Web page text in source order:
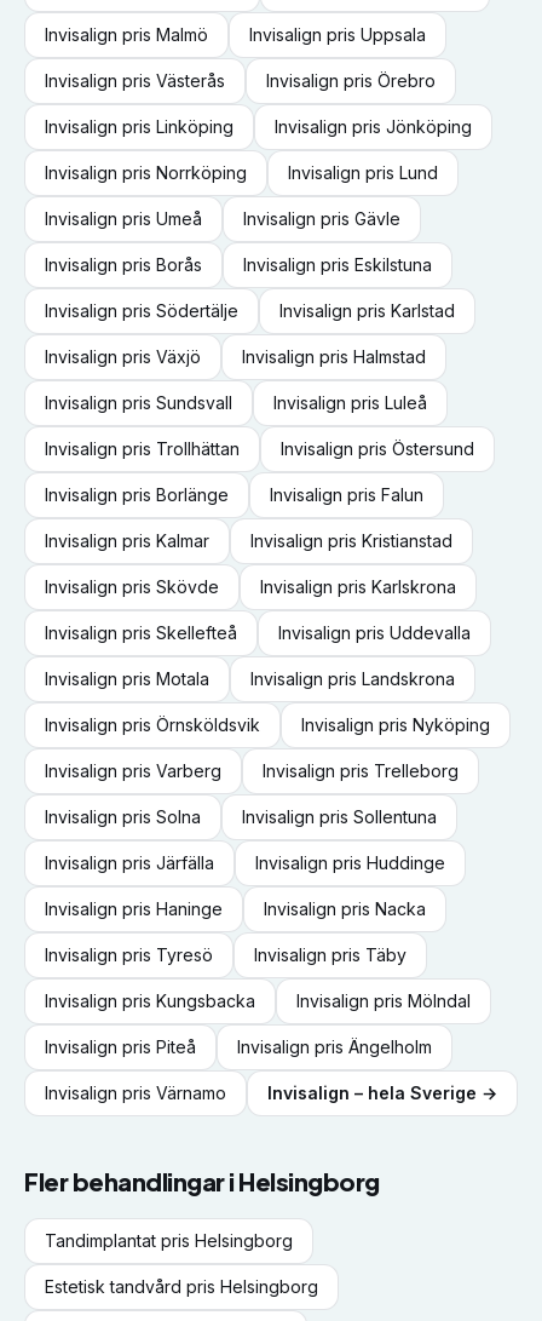
Invisalign pris Malmö Invisalign pris Uppsala
Invisalign pris Västerås Invisalign pris Örebro
Invisalign pris Linköping Invisalign pris Jönköping
Invisalign pris Norrköping Invisalign pris Lund
Invisalign pris Umeå Invisalign pris Gävle
Invisalign pris Borås Invisalign pris Eskilstuna
Invisalign pris Södertälje Invisalign pris Karlstad
Invisalign pris Växjö Invisalign pris Halmstad
Invisalign pris Sundsvall Invisalign pris Luleå
Invisalign pris Trollhättan Invisalign pris Östersund
Invisalign pris Borlänge Invisalign pris Falun
Invisalign pris Kalmar Invisalign pris Kristianstad
Invisalign pris Skövde Invisalign pris Karlskrona
Invisalign pris Skellefteå Invisalign pris Uddevalla
Invisalign pris Motala Invisalign pris Landskrona
Invisalign pris Örnsköldsvik Invisalign pris Nyköping
Invisalign pris Varberg Invisalign pris Trelleborg
Invisalign pris Solna Invisalign pris Sollentuna
Invisalign pris Järfälla Invisalign pris Huddinge
Invisalign pris Haninge Invisalign pris Nacka
Invisalign pris Tyresö Invisalign pris Täby
Invisalign pris Kungsbacka Invisalign pris Mölndal
Invisalign pris Piteå Invisalign pris Ängelholm
Invisalign pris Värnamo Invisalign – hela Sverige →
Fler behandlingar i Helsingborg
Tandimplantat pris Helsingborg
Estetisk tandvård pris Helsingborg